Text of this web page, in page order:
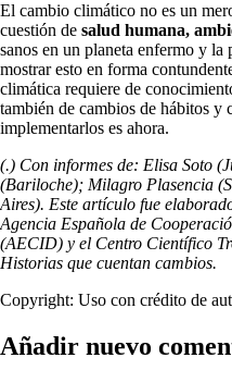
El cambio climático no es un
cuestión de salud humana,
sanos en un planeta enfermo y
mostrar esto en forma
climática requiere de
también de cambios de hábitos
implementarlos es ahora.
(.) Con informes de: Elisa Soto
(Bariloche); Milagro Plasencia
Aires). Este artículo fue
Agencia Española de
(AECID) y el Centro Científico
Historias que cuentan cambios.
Copyright: Uso con crédito de
Añadir nuevo